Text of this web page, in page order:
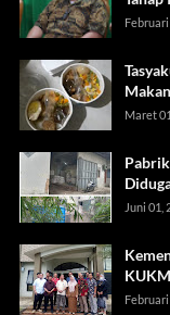
Maret
Juni 01,